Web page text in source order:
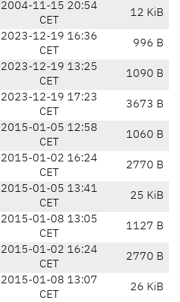
2004-11-15 20:54
CET
12 KiB
2023-12-19 16:36
CET
996 B
2023-12-19 13:25
CET
1090 B
2023-12-19 17:23
CET
3673 B
2015-01-05 12:58
CET
1060 B
2015-01-02 16:24
CET
2770 B
2015-01-05 13:41
CET
25 KiB
2015-01-08 13:05
CET
1127 B
2015-01-02 16:24
CET
2770 B
2015-01-08 13:07
CET
26 KiB